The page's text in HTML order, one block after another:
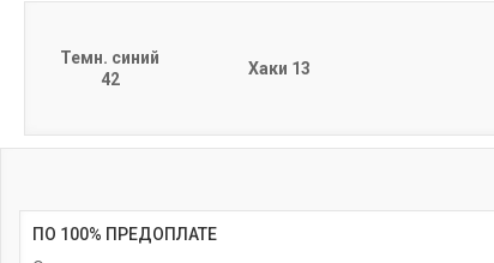
Темн. синий
42
Хаки 13
ПО 100% ПРЕДОПЛАТЕ